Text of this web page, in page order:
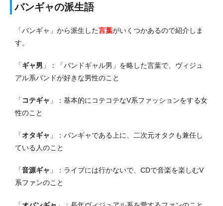
バンギャの派生語
「バンギャ」から派生した言葉がいくつかあるので紹介しま
す。
「ギャ男 」：「バンドギャル男」を略した言葉で、ヴィジュ
アル系バンドが好きな男性のこと
「 コテギャ 」：基本的にコテコテなV系ファッションをする女
性のこと
「オタギャ 」：バンギャである上に、二次元オタクも兼任し
ている人のこと
「音源ギャ 」：ライブには行かないで、CDで音楽を楽しむV
系ファンのこと